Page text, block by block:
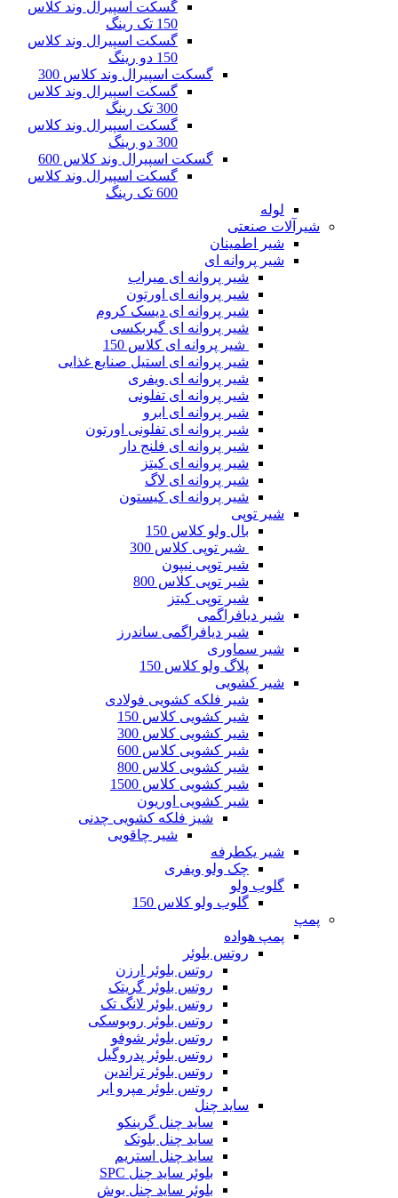
گسکت اسپیرال وند کلاس
150 تک رینگ
گسکت اسپیرال وند کلاس
150 دو رینگ
گسکت اسپیرال وند کلاس 300
گسکت اسپیرال وند کلاس
300 تک رینگ
گسکت اسپیرال وند کلاس
300 دو رینگ
گسکت اسپیرال وند کلاس 600
گسکت اسپیرال وند کلاس
600 تک رینگ
لوله
شیرآلات صنعتی
شیر اطمینان
شیر پروانه ای
شیر پروانه ای میراب
شیر پروانه ای اورتون
شیر پروانه ای دیسک کروم
شیر پروانه ای گیربکسی
شیر پروانه ای کلاس 150
شیر پروانه ای استیل صنایع غذایی
شیر پروانه ای ویفری
شیر پروانه ای تفلونی
شیر پروانه ای ابرو
شیر پروانه ای تفلونی اورتون
شیر پروانه ای فلنج دار
شیر پروانه ای کیتز
شیر پروانه ای لاگ
شیر پروانه ای کیستون
شیر توپی
بال ولو کلاس 150
شیر توپی کلاس 300
شیر توپی نیپون
شیر توپی کلاس 800
شیر توپی کیتز
شیر دیافراگمی
شیر دیافراگمی ساندرز
شیر سماوری
پلاگ ولو کلاس 150
شیر کشویی
شیر فلکه کشویی فولادی
شیر کشویی کلاس 150
شیر کشویی کلاس 300
شیر کشویی کلاس 600
شیر کشویی کلاس 800
شیر کشویی کلاس 1500
شیر کشویی اوریون
شیز فلکه کشویی چدنی
شیر چاقویی
شیر یکطرفه
چک ولو ویفری
گلوب ولو
گلوب ولو کلاس 150
پمپ
پمپ هواده
روتس بلوئر
روتس بلوئر ارزن
روتس بلوئر گریتک
روتس بلوئر لانگ تک
روتس بلوئر روبوسکی
روتس بلوئر شوفو
روتس بلوئر پدروگیل
روتس بلوئر تراندین
روتس بلوئر مپرو ایر
ساید چنل
ساید چنل گرینکو
ساید چنل بلوتک
ساید چنل استریم
بلوئر ساید چنل SPC
بلوئر ساید چنل بوش